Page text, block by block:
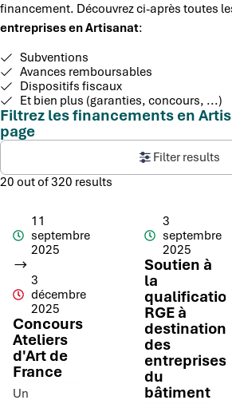
financement. Découvrez ci-après toutes
entreprises en Artisanat:
Subventions
Avances remboursables
Dispositifs fiscaux
Et bien plus (garanties, concours, ...)
Filtrez les financements en
page
Filter results
20 out of 320 results
11
septembre
2025
3
décembre
2025
Concours
Ateliers
d'Art de
France
Un
3
septembre
2025
Soutien à
la
qualification
RGE à
destination
des
entreprises
du
bâtiment